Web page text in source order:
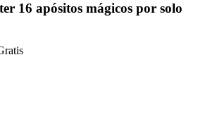
16 apósitos mágicos por solo